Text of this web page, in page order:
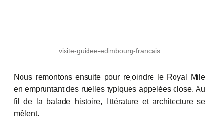
visite-guidee-edimbourg-francais
Nous remontons ensuite pour rejoindre le Royal Mile
en empruntant des ruelles typiques appelées close. Au
fil de la balade histoire, littérature et architecture se
mêlent.